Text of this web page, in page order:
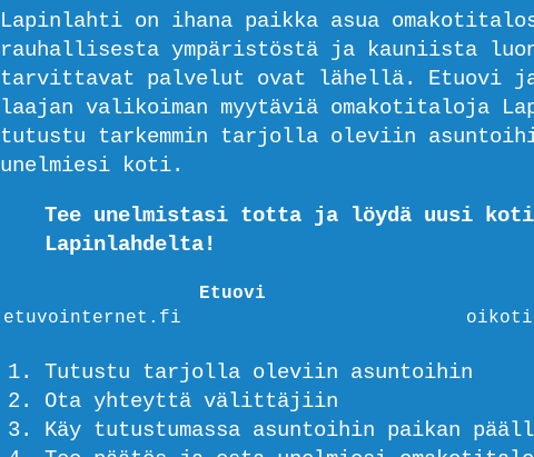
Lapinlahti on ihana paikka asua
rauhallisesta ympäristöstä ja kauniista
tarvittavat palvelut ovat lähellä. Etuovi
laajan valikoiman myytäviä omakotitaloja
tutustu tarkemmin tarjolla oleviin
unelmiesi koti.
Tee unelmistasi totta ja löydä uusi koti
Lapinlahdelta!
Etuovi
etuvointernet.fi
Tutustu tarjolla oleviin asuntoihin
Ota yhteyttä välittäjiin
Käy tutustumassa asuntoihin paikan